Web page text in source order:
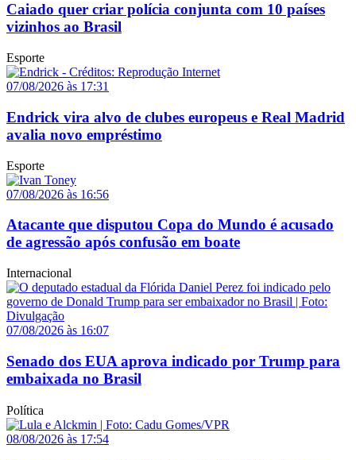
Caiado quer criar polícia conjunta com 10 países
vizinhos ao Brasil
Esporte
07/08/2026 às 17:31
Endrick vira alvo de clubes europeus e Real Madrid
avalia novo empréstimo
Esporte
07/08/2026 às 16:56
Atacante que disputou Copa do Mundo é acusado
de agressão após confusão em boate
Internacional
07/08/2026 às 16:07
Senado dos EUA aprova indicado por Trump para
embaixada no Brasil
Política
08/08/2026 às 17:54